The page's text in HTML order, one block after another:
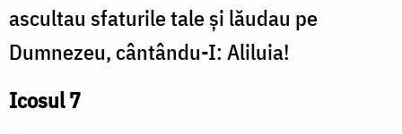
ascultau sfaturile tale și lăudau pe
Dumnezeu, cântându-I: Aliluia!
Icosul 7